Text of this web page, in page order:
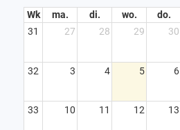
Wk ma. di. wo. do.
31
27 28 29 30
32 3 4 5 6
33 10 11 12 13